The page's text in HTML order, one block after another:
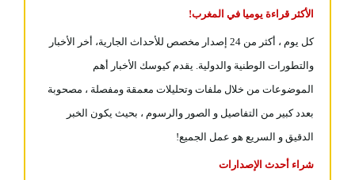
الأكثر قراءة يوميا في المغرب!
كل يوم ، أكثر من 24 إصدار مخصص للأحداث الجارية، أخر الأخبار
والتطورات الوطنية والدولية. يقدم كيوسك الأخبار أهم
الموضوعات من خلال ملفات وتحليلات معمقة ومفصلة ، مصحوبة
بعدد كبير من التفاصيل و الصور والرسوم ، بحيث يكون الخبر
الدقيق و السريع هو عمل الجميع!
شراء أحدث الإصدارات